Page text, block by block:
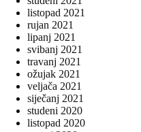
listopad 2021
rujan 2021
lipanj 2021
svibanj 2021
travanj 2021
ožujak 2021
veljača 2021
siječanj 2021
studeni 2020
listopad 2020